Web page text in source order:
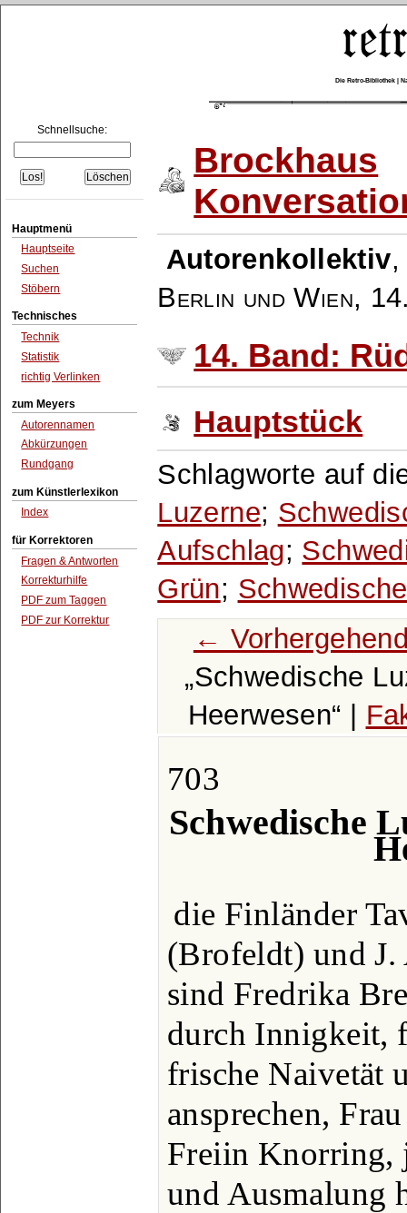
Die Retro-Bibliothek |
Schnellsuche:
Hauptmenü
Hauptseite
Suchen
Stöbern
Technisches
Technik
Statistik
richtig Verlinken
zum Meyers
Autorennamen
Abkürzungen
Rundgang
zum Künstlerlexikon
Index
für Korrektoren
Fragen & Antworten
Korrekturhilfe
PDF zum Taggen
PDF zur Korrektur
Brockhaus
Autorenkollektiv
Berlin und Wien,
14. Band:
Hauptstück
Schlagworte auf
Luzerne;
Aufschlag;
Grün;
←
Schwedische
Heerwesen
703
Schwedische
die Finländer
(Brofeldt) und J.
sind Fredrika
durch Innigkeit,
frische Naivetät
ansprechen,
Freiin Knorring,
und Ausmalung